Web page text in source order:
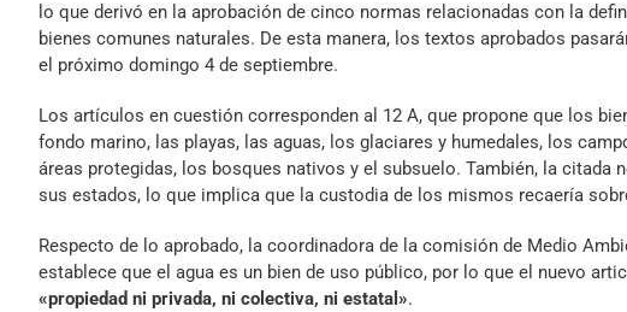
lo que derivó en la aprobación de cinco normas relacionadas con la
bienes comunes naturales. De esta manera, los textos aprobados
el próximo domingo 4 de septiembre.
Los artículos en cuestión corresponden al 12 A, que propone que los
fondo marino, las playas, las aguas, los glaciares y humedales, los
áreas protegidas, los bosques nativos y el subsuelo. También, la citada
sus estados, lo que implica que la custodia de los mismos recaería
Respecto de lo aprobado, la coordinadora de la comisión de Medio
establece que el agua es un bien de uso público, por lo que el nuevo
«propiedad ni privada, ni colectiva, ni estatal».